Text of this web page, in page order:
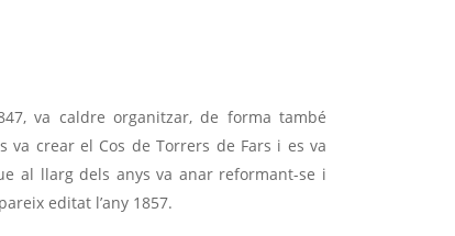
va caldre organitzar, de forma també
crear el Cos de Torrers de Fars i es va
al llarg dels anys va anar reformant-se i
editat l’any 1857.